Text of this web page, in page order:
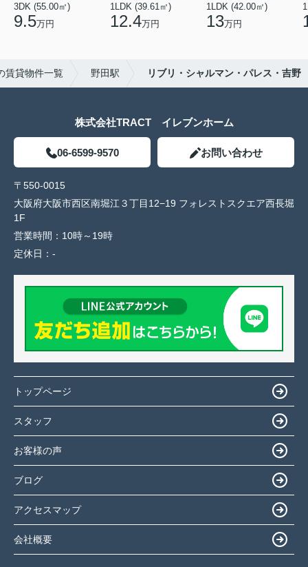
3DK (55.00㎡)
9.5万円
1LDK (39.61㎡)
12.4万円
1LDK (42.00㎡)
13万円
賃貸物件一覧 野田駅 リブリ・シャルマン・パレス・吉野
株式会社TRACT イレブンホーム
06-6599-9570 お問い合わせ
〒550-0015
大阪府大阪市西区南堀江３丁目12−19 フォレストスクエア西長堀
1F
営業時間： 10時～19時
定休日： -
トップページ
スタッフ
お客様の声
ブログ
アクセスマップ
会社概要